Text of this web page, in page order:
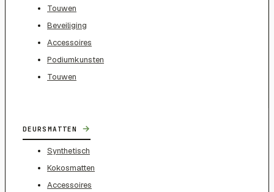
Touwen
Beveiliging
Accessoires
Podiumkunsten
Touwen
DEURSMATTEN →
Synthetisch
Kokosmatten
Accessoires